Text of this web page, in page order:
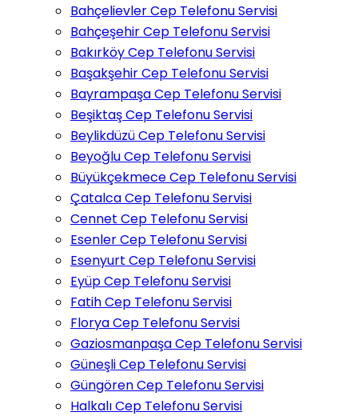
Bahçelievler Cep Telefonu Servisi
Bahçeşehir Cep Telefonu Servisi
Bakırköy Cep Telefonu Servisi
Başakşehir Cep Telefonu Servisi
Bayrampaşa Cep Telefonu Servisi
Beşiktaş Cep Telefonu Servisi
Beylikdüzü Cep Telefonu Servisi
Beyoğlu Cep Telefonu Servisi
Büyükçekmece Cep Telefonu Servisi
Çatalca Cep Telefonu Servisi
Cennet Cep Telefonu Servisi
Esenler Cep Telefonu Servisi
Esenyurt Cep Telefonu Servisi
Eyüp Cep Telefonu Servisi
Fatih Cep Telefonu Servisi
Florya Cep Telefonu Servisi
Gaziosmanpaşa Cep Telefonu Servisi
Güneşli Cep Telefonu Servisi
Güngören Cep Telefonu Servisi
Halkalı Cep Telefonu Servisi